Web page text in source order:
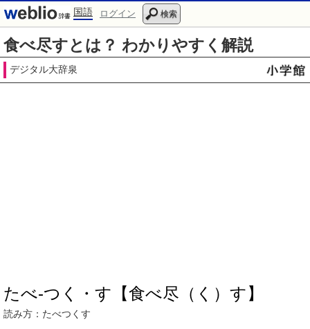
国語 ログイン 検索
食べ尽すとは？ わかりやすく解説
デジタル大辞泉
たべ‐つく・す【食べ尽（く）す】
読み方：たべつくす